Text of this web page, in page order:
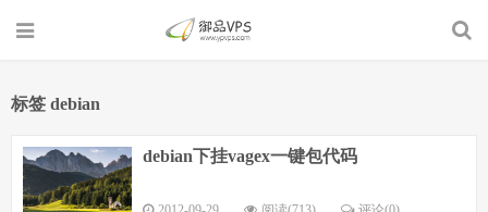
标签 debian
debian下挂vagex一键包代码